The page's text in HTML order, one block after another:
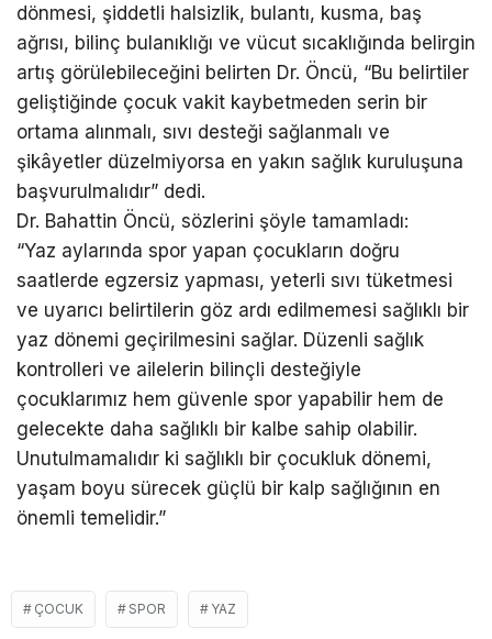
dönmesi, şiddetli halsizlik, bulantı, kusma, baş
ağrısı, bilinç bulanıklığı ve vücut sıcaklığında belirgin
artış görülebileceğini belirten Dr. Öncü, “Bu belirtiler
geliştiğinde çocuk vakit kaybetmeden serin bir
ortama alınmalı, sıvı desteği sağlanmalı ve
şikâyetler düzelmiyorsa en yakın sağlık kuruluşuna
başvurulmalıdır” dedi.
Dr. Bahattin Öncü, sözlerini şöyle tamamladı:
“Yaz aylarında spor yapan çocukların doğru
saatlerde egzersiz yapması, yeterli sıvı tüketmesi
ve uyarıcı belirtilerin göz ardı edilmemesi sağlıklı bir
yaz dönemi geçirilmesini sağlar. Düzenli sağlık
kontrolleri ve ailelerin bilinçli desteğiyle
çocuklarımız hem güvenle spor yapabilir hem de
gelecekte daha sağlıklı bir kalbe sahip olabilir.
Unutulmamalıdır ki sağlıklı bir çocukluk dönemi,
yaşam boyu sürecek güçlü bir kalp sağlığının en
önemli temelidir.”
ÇOCUK SPOR YAZ